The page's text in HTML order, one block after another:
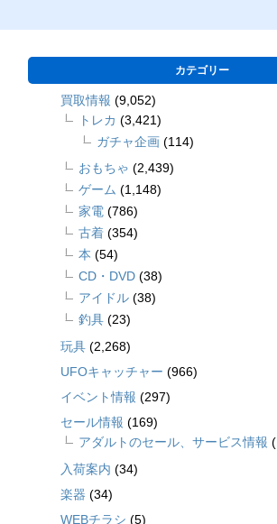
カテゴリー
買取情報 (9,052)
トレカ (3,421)
ガチャ企画 (114)
おもちゃ (2,439)
ゲーム (1,148)
家電 (786)
古着 (354)
本 (54)
CD・DVD (38)
アイドル (38)
釣具 (23)
玩具 (2,268)
UFOキャッチャー (966)
イベント情報 (297)
セール情報 (169)
アダルトのセール、サービス情報
入荷案内 (34)
楽器 (34)
WEBチラシ (5)